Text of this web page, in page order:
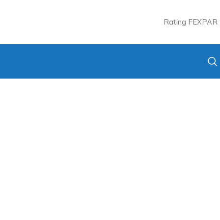
Rating FEXPAR